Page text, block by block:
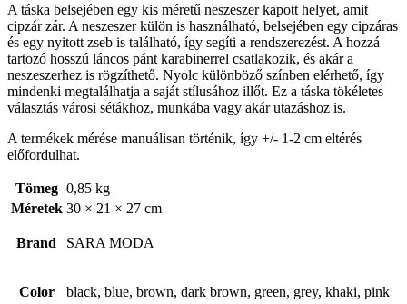
A táska belsejében egy kis méretű neszeszer kapott helyet, amit
cipzár zár. A neszeszer külön is használható, belsejében egy cipzáras
és egy nyitott zseb is található, így segíti a rendszerezést. A hozzá
tartozó hosszú láncos pánt karabinerrel csatlakozik, és akár a
neszeszerhez is rögzíthető. Nyolc különböző színben elérhető, így
mindenki megtalálhatja a saját stílusához illőt. Ez a táska tökéletes
választás városi sétákhoz, munkába vagy akár utazáshoz is.
A termékek mérése manuálisan történik, így +/- 1-2 cm eltérés
előfordulhat.
Tömeg 0,85 kg
Méretek 30 × 21 × 27 cm
Brand SARA MODA
Color black, blue, brown, dark brown, green, grey, khaki, pink